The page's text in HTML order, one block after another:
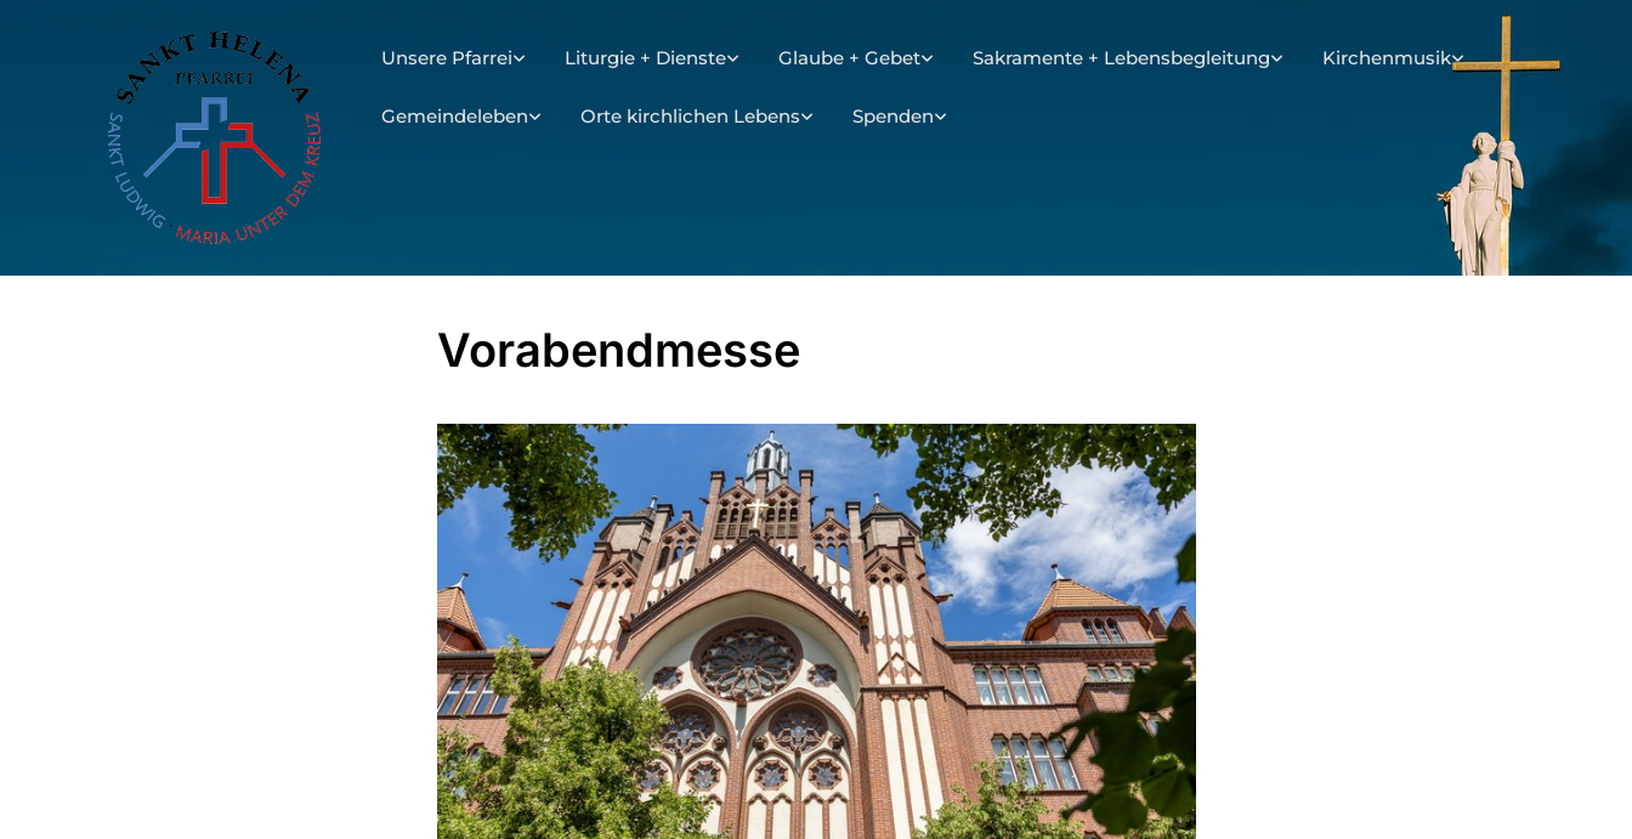
Unsere Pfarrei Liturgie + Dienste Glaube + Gebet Sakramente + Lebensbegleitung Kirchenmusik
Gemeindeleben Orte kirchlichen Lebens Spenden
Vorabendmesse